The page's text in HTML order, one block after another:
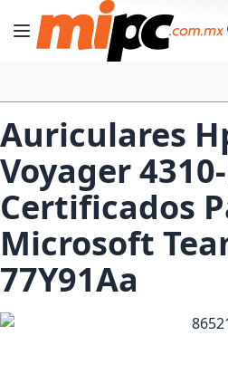
Cambiar Nav
Auriculares
Voyager
Certificados
Microsoft
77Y91Aa